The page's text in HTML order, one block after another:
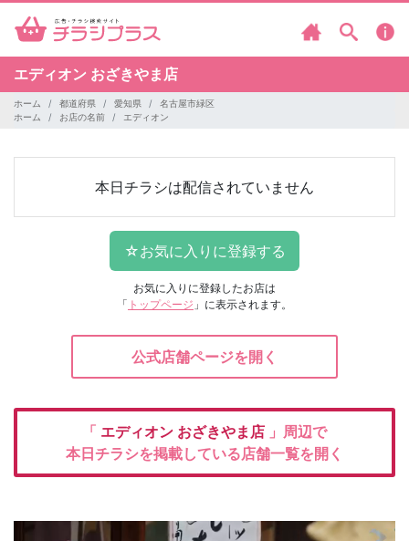
エディオン おざきやま店
ホーム 都道府県 愛知県
名古屋市緑区
ホーム
お店の名前 エディオン
本日チラシは配信されていません
お気に入りに登録したお店は
「 トップページ 」に表示されます。
公式店舗ページを開く
「 エディオン おざきやま店 」周辺で
本日チラシを掲載している店舗一覧を開く